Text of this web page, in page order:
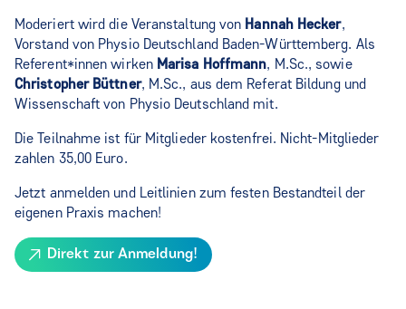
Moderiert wird die Veranstaltung von Hannah Hecker,
Vorstand von Physio Deutschland Baden-Württemberg. Als
Referent*innen wirken Marisa Hoffmann, M.Sc., sowie
Christopher Büttner, M.Sc., aus dem Referat Bildung und
Wissenschaft von Physio Deutschland mit.
Die Teilnahme ist für Mitglieder kostenfrei. Nicht-Mitglieder
zahlen 35,00 Euro.
Jetzt anmelden und Leitlinien zum festen Bestandteil der
eigenen Praxis machen!
Direkt zur Anmeldung!